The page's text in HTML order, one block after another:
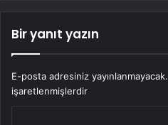
Bir yanıt yazın
E-posta adresiniz yayınlanmayacak.
işaretlenmişlerdir